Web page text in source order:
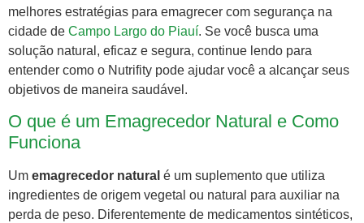
melhores estratégias para emagrecer com segurança na
cidade de Campo Largo do Piauí. Se você busca uma
solução natural, eficaz e segura, continue lendo para
entender como o Nutrifity pode ajudar você a alcançar seus
objetivos de maneira saudável.
O que é um Emagrecedor Natural e Como
Funciona
Um emagrecedor natural é um suplemento que utiliza
ingredientes de origem vegetal ou natural para auxiliar na
perda de peso. Diferentemente de medicamentos sintéticos,